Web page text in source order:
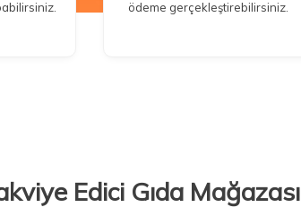
ödeme gerçekleştirebilirsiniz.
Edici Gıda Mağazası